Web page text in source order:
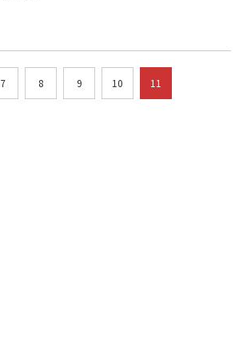
7 8 9 10 11